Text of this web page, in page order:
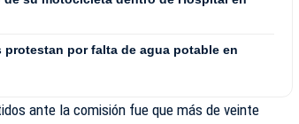
por falta de agua potable en
ante la comisión fue que más de veinte